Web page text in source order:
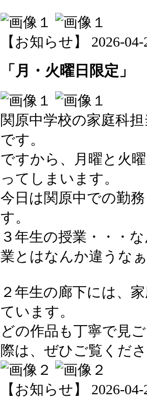
【お知らせ】 2026-
「月・火曜日限定」
関原中学校の家庭科
です。
ですから、月曜と火
ってしまいます。
今日は関原中での勤
す。
３年生の授業・・・
業とはなんか違うな
２年生の廊下には、
ています。
どの作品も丁寧で見
際は、ぜひご覧くだ
【お知らせ】 2026-